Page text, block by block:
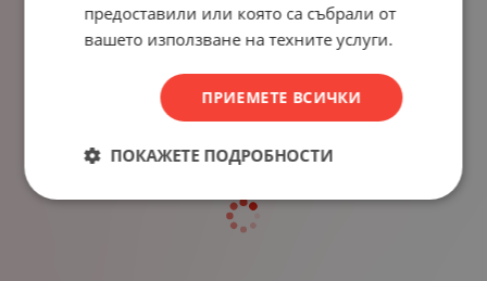
предоставили или която са събрали от
вашето използване на техните услуги.
ПРИЕМЕТЕ ВСИЧКИ
ПОКАЖЕТЕ ПОДРОБНОСТИ